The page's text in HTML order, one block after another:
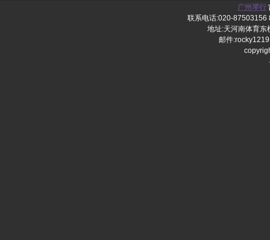
广州琴行
联系电话:020-
地址:天河南体育东
邮件